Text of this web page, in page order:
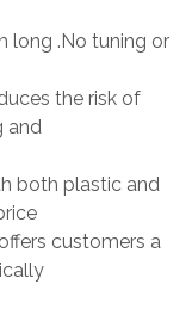
long .No tuning or
the risk of
and
both plastic and
customers a